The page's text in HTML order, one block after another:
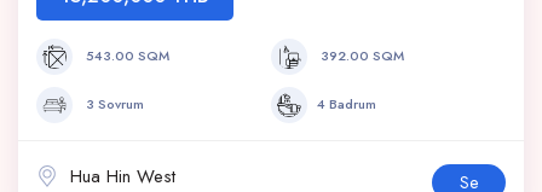
543.00 SQM 392.00 SQM
3 Sovrum 4 Badrum
Hua Hin West Se